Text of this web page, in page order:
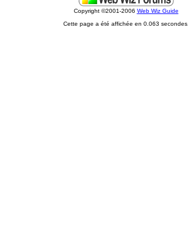
Copyright ©2001-2006 Web Wiz Guide
Cette page a été affichée en 0.063 secondes.